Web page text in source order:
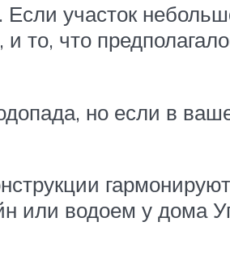
участок
то, что
но если в
или водоем у дома